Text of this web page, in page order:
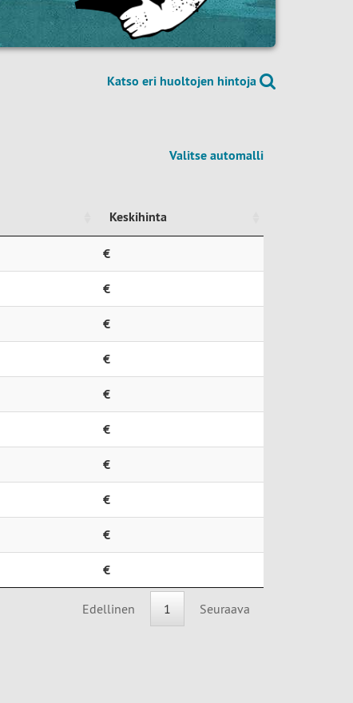
Katso eri huoltojen hintoja
Valitse automalli
Keskihinta
Keskihinta
€
€
€
€
€
€
€
€
€
€
Edellinen 1 Seuraava